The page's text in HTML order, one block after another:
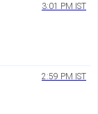
3:01 PM IST
2:59 PM IST